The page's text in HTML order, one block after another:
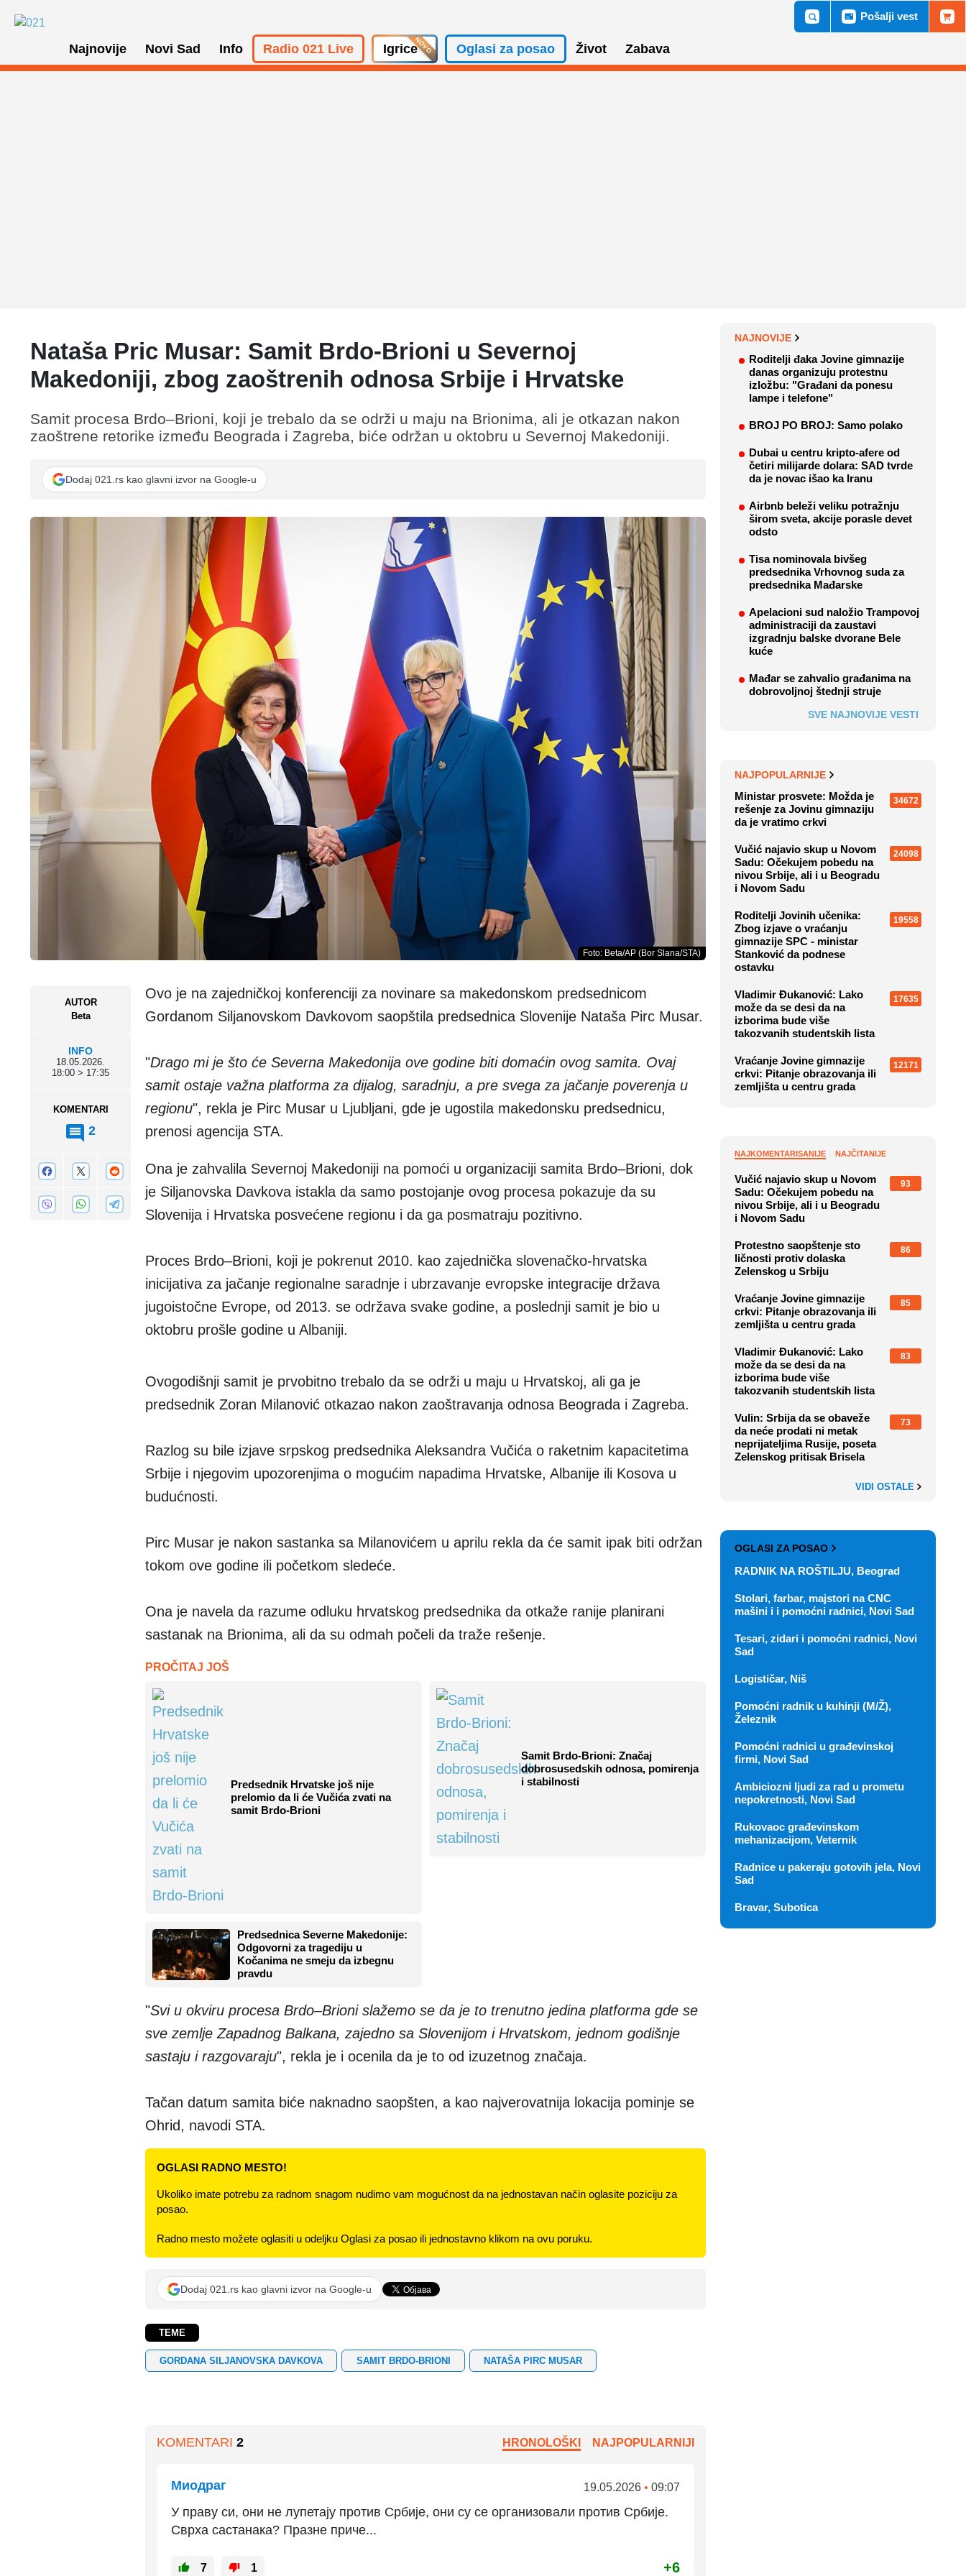
Najnovije Novi Sad Info Radio 021 Live Igrice Oglasi za posao Život Zabava
Pošalji vest
Nataša Pric Musar: Samit Brdo-Brioni u Severnoj
Makedoniji, zbog zaoštrenih odnosa Srbije i Hrvatske
AUTOR
Beta
INFO
18.05.2026.
18:00 > 17:35
KOMENTARI
2
Samit procesa Brdo–Brioni, koji je trebalo da se održi u maju na Brionima, ali je otkazan nakon
zaoštrene retorike između Beograda i Zagreba, biće održan u oktobru u Severnoj Makedoniji.
Dodaj 021.rs kao glavni izvor na Google-u
Foto: Beta/AP (Bor Slana/STA)
Ovo je na zajedničkoj konferenciji za novinare sa makedonskom predsednicom
Gordanom Siljanovskom Davkovom saopštila predsednica Slovenije Nataša Pirc Musar.
"Drago mi je što će Severna Makedonija ove godine biti domaćin ovog samita. Ovaj
samit ostaje važna platforma za dijalog, saradnju, a pre svega za jačanje poverenja u
regionu", rekla je Pirc Musar u Ljubljani, gde je ugostila makedonsku predsednicu,
prenosi agencija STA.
Ona je zahvalila Severnoj Makedoniji na pomoći u organizaciji samita Brdo–Brioni, dok
je Siljanovska Davkova istakla da samo postojanje ovog procesa pokazuje da su
Slovenija i Hrvatska posvećene regionu i da ga posmatraju pozitivno.
Proces Brdo–Brioni, koji je pokrenut 2010. kao zajednička slovenačko-hrvatska
inicijativa za jačanje regionalne saradnje i ubrzavanje evropske integracije država
jugoistočne Evrope, od 2013. se održava svake godine, a poslednji samit je bio u
oktobru prošle godine u Albaniji.
Ovogodišnji samit je prvobitno trebalo da se održi u maju u Hrvatskoj, ali ga je
predsednik Zoran Milanović otkazao nakon zaoštravanja odnosa Beograda i Zagreba.
Razlog su bile izjave srpskog predsednika Aleksandra Vučića o raketnim kapacitetima
Srbije i njegovim upozorenjima o mogućim napadima Hrvatske, Albanije ili Kosova u
budućnosti.
Pirc Musar je nakon sastanka sa Milanovićem u aprilu rekla da će samit ipak biti održan
tokom ove godine ili početkom sledeće.
Ona je navela da razume odluku hrvatskog predsednika da otkaže ranije planirani
sastanak na Brionima, ali da su odmah počeli da traže rešenje.
PROČITAJ JOŠ
Predsednik Hrvatske još nije
prelomio da li će Vučića zvati na
samit Brdo-Brioni
Samit Brdo-Brioni: Značaj
dobrosusedskih odnosa, pomirenja
i stabilnosti
Predsednica Severne Makedonije:
Odgovorni za tragediju u
Kočanima ne smeju da izbegnu
pravdu
"Svi u okviru procesa Brdo–Brioni slažemo se da je to trenutno jedina platforma gde se
sve zemlje Zapadnog Balkana, zajedno sa Slovenijom i Hrvatskom, jednom godišnje
sastaju i razgovaraju", rekla je i ocenila da je to od izuzetnog značaja.
Tačan datum samita biće naknadno saopšten, a kao najverovatnija lokacija pominje se
Ohrid, navodi STA.
OGLASI RADNO MESTO!
Ukoliko imate potrebu za radnom snagom nudimo vam mogućnost da na jednostavan način oglasite poziciju za
posao.
Radno mesto možete oglasiti u odeljku Oglasi za posao ili jednostavno klikom na ovu poruku.
Dodaj 021.rs kao glavni izvor na Google-u
TEME
GORDANA SILJANOVSKA DAVKOVA SAMIT BRDO-BRIONI NATAŠA PIRC MUSAR
KOMENTARI 2 HRONOLOŠKI NAJPOPULARNIJI
Миодраг 19.05.2026 • 09:07
У праву си, они не лупетају против Србије, они су се организовали против Србије.
Сврха састанака? Празне приче...
7 1 +6
NAJNOVIJE
Roditelji đaka Jovine gimnazije
danas organizuju protestnu
izložbu: "Građani da ponesu
lampe i telefone"
BROJ PO BROJ: Samo polako
Dubai u centru kripto-afere od
četiri milijarde dolara: SAD tvrde
da je novac išao ka Iranu
Airbnb beleži veliku potražnju
širom sveta, akcije porasle devet
odsto
Tisa nominovala bivšeg
predsednika Vrhovnog suda za
predsednika Mađarske
Apelacioni sud naložio Trampovoj
administraciji da zaustavi
izgradnju balske dvorane Bele
kuće
Mađar se zahvalio građanima na
dobrovoljnoj štednji struje
SVE NAJNOVIJE VESTI
NAJPOPULARNIJE
Ministar prosvete: Možda je
rešenje za Jovinu gimnaziju
da je vratimo crkvi
34672
Vučić najavio skup u Novom
Sadu: Očekujem pobedu na
nivou Srbije, ali i u Beogradu
i Novom Sadu
24098
Roditelji Jovinih učenika:
Zbog izjave o vraćanju
gimnazije SPC - ministar
Stanković da podnese
ostavku
19558
Vladimir Đukanović: Lako
može da se desi da na
izborima bude više
takozvanih studentskih lista
17635
Vraćanje Jovine gimnazije
crkvi: Pitanje obrazovanja ili
zemljišta u centru grada
12171
NAJKOMENTARISANIJE NAJČITANIJE
Vučić najavio skup u Novom
Sadu: Očekujem pobedu na
nivou Srbije, ali i u Beogradu
i Novom Sadu
93
Protestno saopštenje sto
ličnosti protiv dolaska
Zelenskog u Srbiju
86
Vraćanje Jovine gimnazije
crkvi: Pitanje obrazovanja ili
zemljišta u centru grada
85
Vladimir Đukanović: Lako
može da se desi da na
izborima bude više
takozvanih studentskih lista
83
Vulin: Srbija da se obaveže
da neće prodati ni metak
neprijateljima Rusije, poseta
Zelenskog pritisak Brisela
73
VIDI OSTALE
OGLASI ZA POSAO
RADNIK NA ROŠTILJU, Beograd
Stolari, farbar, majstori na CNC
mašini i i pomoćni radnici, Novi Sad
Tesari, zidari i pomoćni radnici, Novi
Sad
Logističar, Niš
Pomoćni radnik u kuhinji (M/Ž),
Železnik
Pomoćni radnici u građevinskoj
firmi, Novi Sad
Ambiciozni ljudi za rad u prometu
nepokretnosti, Novi Sad
Rukovaoc građevinskom
mehanizacijom, Veternik
Radnice u pakeraju gotovih jela, Novi
Sad
Bravar, Subotica